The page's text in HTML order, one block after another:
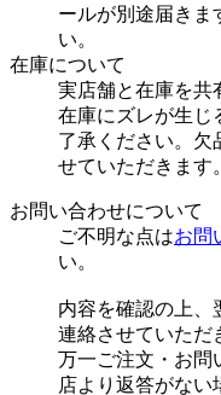
ールが別途届きま
い。
在庫について
実店舗と在庫を共
在庫にズレが生じ
了承ください。欠
せていただきます。
お問い合わせについて
ご不明な点はお問
い。
内容を確認の上、
連絡させていただ
万一ご注文・お問
店より返答がない